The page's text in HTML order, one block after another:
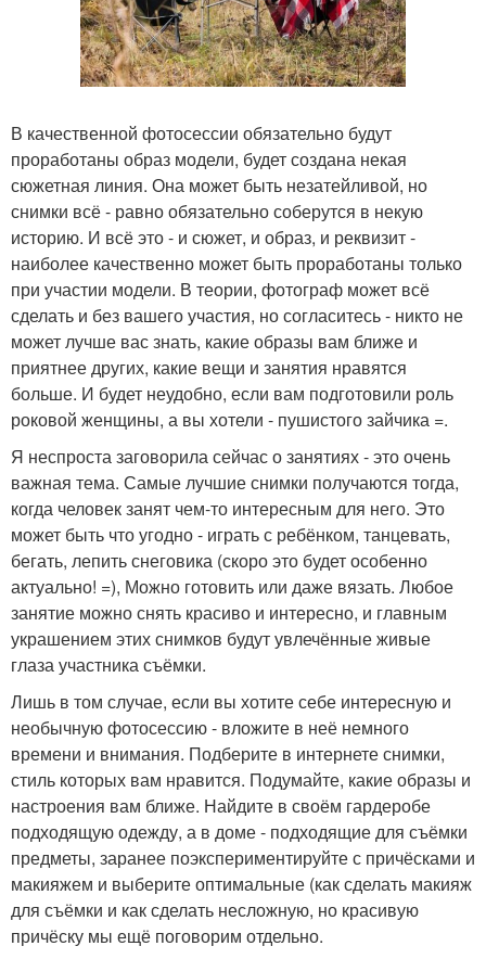
В качественной фотосессии обязательно будут
проработаны образ модели, будет создана некая
сюжетная линия. Она может быть незатейливой, но
снимки всё - равно обязательно соберутся в некую
историю. И всё это - и сюжет, и образ, и реквизит -
наиболее качественно может быть проработаны только
при участии модели. В теории, фотограф может всё
сделать и без вашего участия, но согласитесь - никто не
может лучше вас знать, какие образы вам ближе и
приятнее других, какие вещи и занятия нравятся
больше. И будет неудобно, если вам подготовили роль
роковой женщины, а вы хотели - пушистого зайчика =.
Я неспроста заговорила сейчас о занятиях - это очень
важная тема. Самые лучшие снимки получаются тогда,
когда человек занят чем-то интересным для него. Это
может быть что угодно - играть с ребёнком, танцевать,
бегать, лепить снеговика (скоро это будет особенно
актуально! =), Можно готовить или даже вязать. Любое
занятие можно снять красиво и интересно, и главным
украшением этих снимков будут увлечённые живые
глаза участника съёмки.
Лишь в том случае, если вы хотите себе интересную и
необычную фотосессию - вложите в неё немного
времени и внимания. Подберите в интернете снимки,
стиль которых вам нравится. Подумайте, какие образы и
настроения вам ближе. Найдите в своём гардеробе
подходящую одежду, а в доме - подходящие для съёмки
предметы, заранее поэкспериментируйте с причёсками и
макияжем и выберите оптимальные (как сделать макияж
для съёмки и как сделать несложную, но красивую
причёску мы ещё поговорим отдельно.